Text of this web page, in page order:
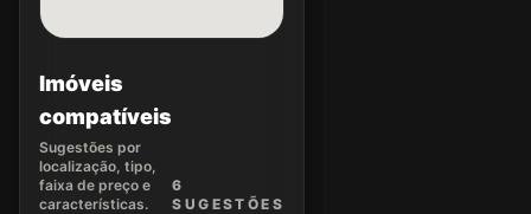
Imóveis
compatíveis
Sugestões por
localização, tipo,
faixa de preço e
características.
6
SUGEST ÕES